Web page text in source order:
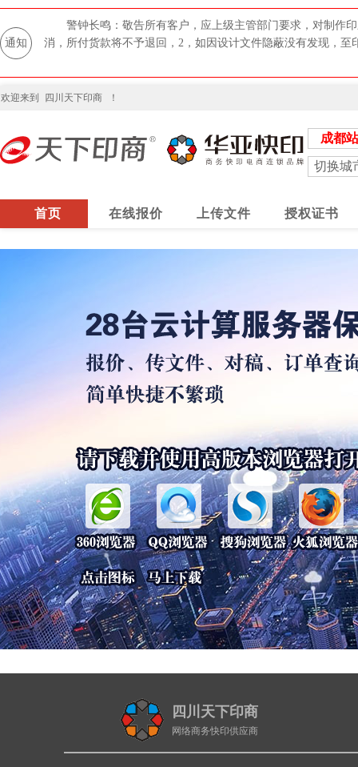
通知
警钟长鸣：敬告所有客户，应上级主管部门要求，对制作
消，所付货款将不予退回，2，如因设计文件隐蔽没有发现，
欢迎来到 四川天下印商 ！
成都站
切换城
首页 在线报价 上传文件 授权证书
四川天下印商
网络商务快印供应商